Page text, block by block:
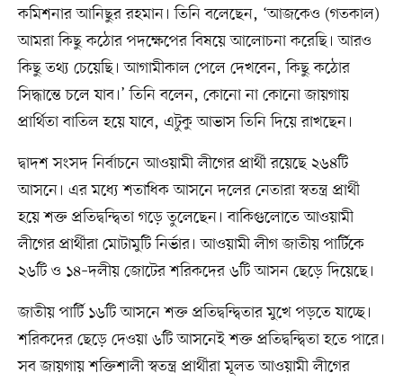
কমিশনার আনিছুর রহমান। তিনি বলেছেন, ‘আজকেও (গতকাল)
আমরা কিছু কঠোর পদক্ষেপের বিষয়ে আলোচনা করেছি। আরও
কিছু তথ্য চেয়েছি। আগামীকাল পেলে দেখবেন, কিছু কঠোর
সিদ্ধান্তে চলে যাব।’ তিনি বলেন, কোনো না কোনো জায়গায়
প্রার্থিতা বাতিল হয়ে যাবে, এটুকু আভাস তিনি দিয়ে রাখছেন।
দ্বাদশ সংসদ নির্বাচনে আওয়ামী লীগের প্রার্থী রয়েছে ২৬৪টি
আসনে। এর মধ্যে শতাধিক আসনে দলের নেতারা স্বতন্ত্র প্রার্থী
হয়ে শক্ত প্রতিদ্বন্দ্বিতা গড়ে তুলেছেন। বাকিগুলোতে আওয়ামী
লীগের প্রার্থীরা মোটামুটি নির্ভার। আওয়ামী লীগ জাতীয় পার্টিকে
২৬টি ও ১৪–দলীয় জোটের শরিকদের ৬টি আসন ছেড়ে দিয়েছে।
জাতীয় পার্টি ১৬টি আসনে শক্ত প্রতিদ্বন্দ্বিতার মুখে পড়তে যাচ্ছে।
শরিকদের ছেড়ে দেওয়া ৬টি আসনেই শক্ত প্রতিদ্বন্দ্বিতা হতে পারে।
সব জায়গায় শক্তিশালী স্বতন্ত্র প্রার্থীরা মূলত আওয়ামী লীগের